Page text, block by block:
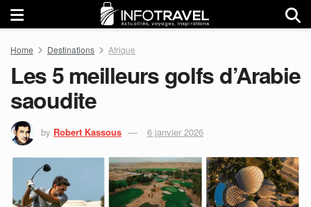
Home Destinations Afrique
Les 5 meilleurs golfs d’Arabie
saoudite
by Robert Kassous 6 janvier 2026